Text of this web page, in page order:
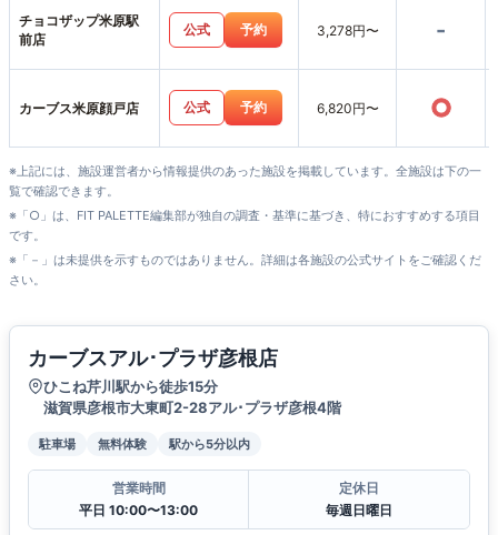
チョコザップ米原駅
前店
公式 予約 3,278円〜 -
カーブス米原顔戸店 公式 予約 6,820円〜 ○
※上記には、施設運営者から情報提供のあった施設を掲載しています。全施設は下の一
覧で確認できます。
※「○」は、FIT PALETTE編集部が独自の調査・基準に基づき、特におすすめする項目
です。
※「－」は未提供を示すものではありません。詳細は各施設の公式サイトをご確認くだ
さい。
カーブスアル･プラザ彦根店
ひこね芹川駅から徒歩15分
滋賀県彦根市大東町2-28アル･プラザ彦根4階
駐車場 無料体験 駅から5分以内
営業時間
平日 10:00〜13:00
定休日
毎週日曜日